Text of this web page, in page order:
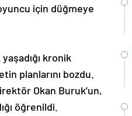
için düğmeye
kronik
planlarını bozdu.
Okan Buruk’un,
öğrenildi.